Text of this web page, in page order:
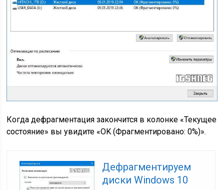
Когда дефрагментация закончится в колонке «Текущее
состояние» вы увидите «OK (Фрагментировано: 0%)».
Дефрагментируем
диски Windows 10